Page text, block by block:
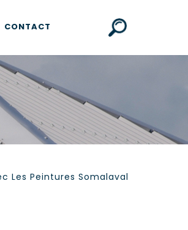
CONTACT
Les Peintures Somalaval